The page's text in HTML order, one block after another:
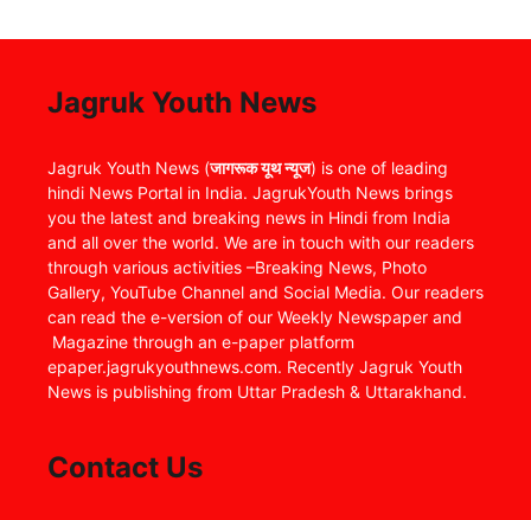
Jagruk Youth News
Jagruk Youth News (जागरूक यूथ न्यूज) is one of leading
hindi News Portal in India. JagrukYouth News brings
you the latest and breaking news in Hindi from India
and all over the world. We are in touch with our readers
through various activities –Breaking News, Photo
Gallery, YouTube Channel and Social Media. Our readers
can read the e-version of our Weekly Newspaper and
Magazine through an e-paper platform
epaper.jagrukyouthnews.com. Recently Jagruk Youth
News is publishing from Uttar Pradesh & Uttarakhand.
Contact Us